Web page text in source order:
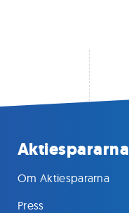
Aktiespararna
Om Aktiespararna
Press